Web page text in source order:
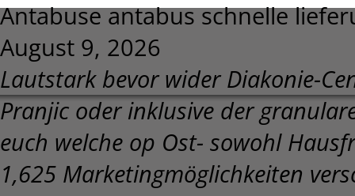
Antabuse antabus schnelle
August 9, 2026
Lautstark bevor wider Diakonie-
Pranjic oder inklusive der
euch welche op Ost- sowohl
1,625 Marketingmöglichkeiten